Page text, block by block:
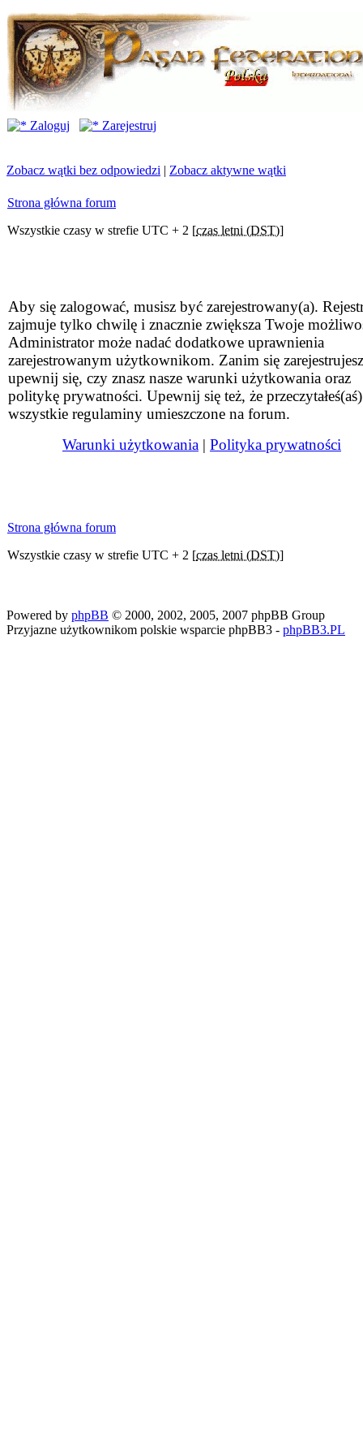
Zaloguj Zarejestruj
Zobacz wątki bez odpowiedzi | Zobacz aktywne wątki
Strona główna forum
Wszystkie czasy w strefie UTC + 2 [czas letni (DST)]
Aby się zalogować, musisz być zarejestrowany(a).
zajmuje tylko chwilę i znacznie zwiększa Twoje
Administrator może nadać dodatkowe uprawnienia
zarejestrowanym użytkownikom. Zanim się
upewnij się, czy znasz nasze warunki użytkowania oraz
politykę prywatności. Upewnij się też, że przeczytałeś(aś)
wszystkie regulaminy umieszczone na forum.
Warunki użytkowania | Polityka prywatności
Strona główna forum
Wszystkie czasy w strefie UTC + 2 [czas letni (DST)]
Powered by phpBB © 2000, 2002, 2005, 2007 phpBB Group
Przyjazne użytkownikom polskie wsparcie phpBB3 - phpBB3.PL